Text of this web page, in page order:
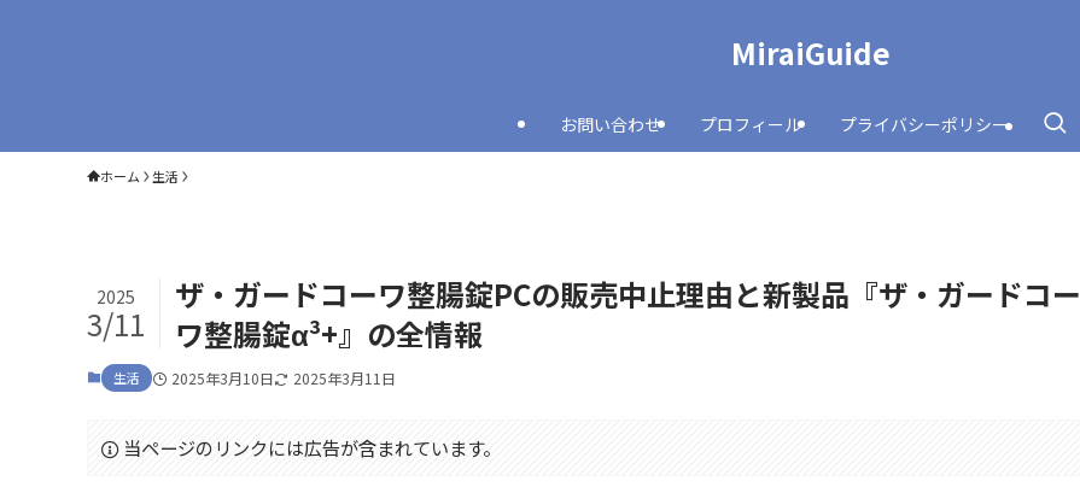
MiraiGuide
お問い合わせ プロフィール プライバシーポリシー
ホーム 生活
ザ・ガードコーワ整腸錠PCの販売中止理由と新製品『ザ・ガードコー
ワ整腸錠α³+』の全情報
2025
3/11
生活 2025年3月10日 2025年3月11日
当ページのリンクには広告が含まれています。